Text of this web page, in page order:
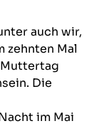
auch wir,
zehnten Mal
Die
im Mai